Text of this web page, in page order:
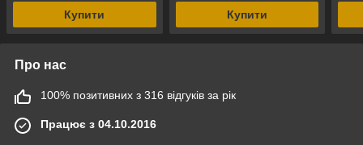
Купити Купити
Про нас
100% позитивних з 316 відгуків за рік
Працює з 04.10.2016